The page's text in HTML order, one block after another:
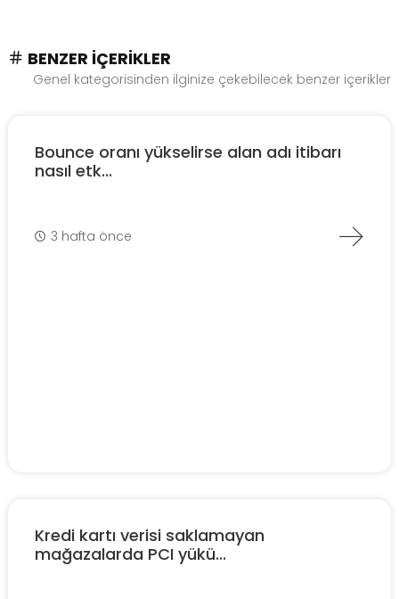
BENZER İÇERIKLER
Genel kategorisinden ilginize çekebilecek benzer içerikler
Bounce oranı yükselirse alan adı itibarı
nasıl etk...
3 hafta önce
Kredi kartı verisi saklamayan
mağazalarda PCI yükü...